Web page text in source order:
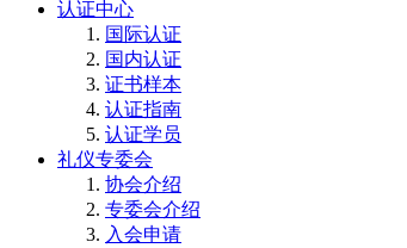
认证中心
国际认证
国内认证
证书样本
认证指南
认证学员
礼仪专委会
协会介绍
专委会介绍
入会申请